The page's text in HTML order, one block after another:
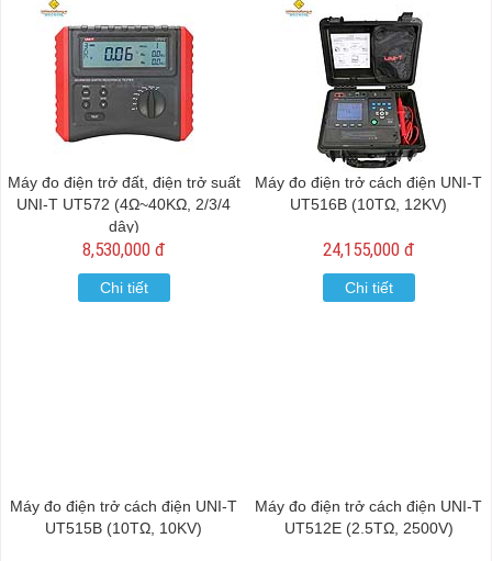
Máy đo điện trở đất, điện trở suất
UNI-T UT572 (4Ω~40KΩ, 2/3/4
dây)
8,530,000 đ
Chi tiết
Máy đo điện trở cách điện UNI-T
UT516B (10TΩ, 12KV)
24,155,000 đ
Chi tiết
Máy đo điện trở cách điện UNI-T
UT515B (10TΩ, 10KV)
Máy đo điện trở cách điện UNI-T
UT512E (2.5TΩ, 2500V)